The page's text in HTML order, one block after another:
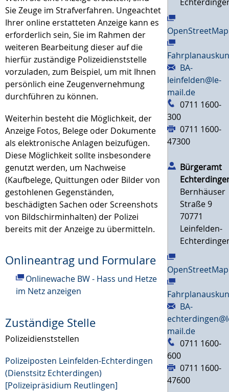
Sie Zeuge im Strafverfahren. Ungeachtet
Ihrer online erstatteten Anzeige kann es
erforderlich sein, Sie im Rahmen der
weiteren Bearbeitung dieser auf die
hierfür zuständige Polizeidienststelle
vorzuladen, zum Beispiel, um mit Ihnen
persönlich eine Zeugenvernehmung
durchführen zu können.
Weiterhin besteht die Möglichkeit, der
Anzeige Fotos, Belege oder Dokumente
als elektronische Anlagen beizufügen.
Diese Möglichkeit sollte insbesondere
genutzt werden, um Nachweise
(Kaufbelege, Quittungen oder Bilder von
gestohlenen Gegenständen,
beschädigten Sachen oder Screenshots
von Bildschirminhalten) der Polizei
bereits mit der Anzeige zu übermitteln.
Onlineantrag und Formulare
Onlinewache BW - Hass und Hetze
im Netz anzeigen
Zuständige Stelle
Polizeidienststellen
Polizeiposten Leinfelden-Echterdingen
(Dienstsitz Echterdingen)
[Polizeipräsidium Reutlingen]
OpenStreetMap
BA-
leinfelden@le-
mail.de
0711 1600-
300
0711 1600-
47300
Bürgeramt
Bernhäuser
Straße 9
70771
Leinfelden-
OpenStreetMap
BA-
mail.de
0711 1600-
600
0711 1600-
47600